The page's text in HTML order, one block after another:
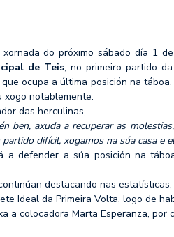
FEEL ALCOBENDAS Vs CV
do próximo sábado día 1
de Teis, no primeiro partido
ocupa a última posición na
xogo notablemente.
das herculinas,
ben, axuda a recuperar as
difícil, xogamos na súa casa e
a defender a súa posición na
destacando nas
Ideal da Primeira Volta, logo de
a colocadora Marta Esperanza, por